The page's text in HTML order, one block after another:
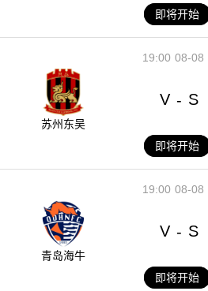
即将开始
08-08
19:00
苏州东吴
V - S
即将开始
08-08
19:00
青岛海牛
V - S
即将开始